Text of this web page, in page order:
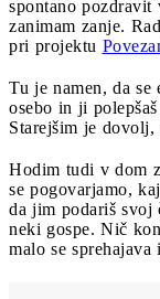
spontano pozdravit
zanimam zanje.
pri projektu
Tu je namen, da se
osebo in ji
Starejšim je dovolj,
Hodim tudi v dom
se pogovarjamo,
da jim podariš
neki gospe. Nič
malo se